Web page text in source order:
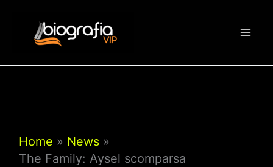
contenuto
Home
News
The Family: Aysel scomparsa